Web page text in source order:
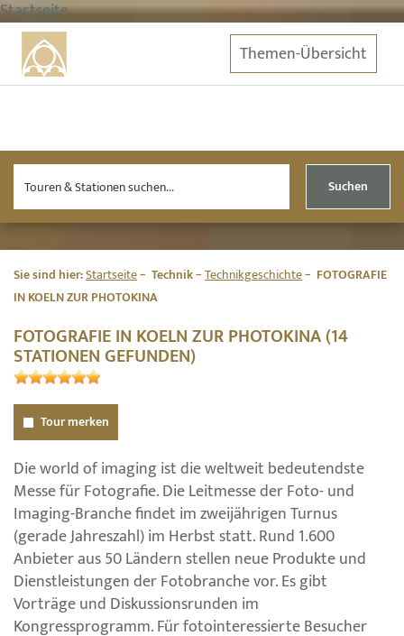
Startseite
Themen-Übersicht
Suchen
Sie sind hier:Startseite Technik Technikgeschichte
FOTOGRAFIE
IN KOELN ZUR PHOTOKINA
FOTOGRAFIE IN KOELN ZUR PHOTOKINA (14
STATIONEN GEFUNDEN)
Tour merken
Die world of imaging ist die weltweit bedeutendste
Messe für Fotografie. Die Leitmesse der Foto- und
Imaging-Branche findet im zweijährigen Turnus
(gerade Jahreszahl) im Herbst statt. Rund 1.600
Anbieter aus 50 Ländern stellen neue Produkte und
Dienstleistungen der Fotobranche vor. Es gibt
Vorträge und Diskussionsrunden im
Kongressprogramm. Für fotointeressierte Besucher